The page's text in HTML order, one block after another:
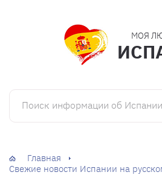
МОЯ
Поиск информации об Испании
Главная
Свежие новости Испании на